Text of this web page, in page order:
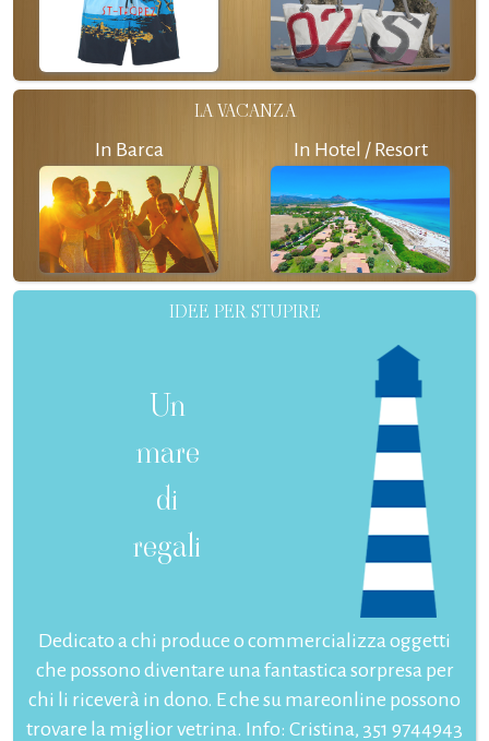
LA VACANZA
In Barca In Hotel / Resort
IDEE PER STUPIRE
Un
mare
di
regali
Dedicato a chi produce o commercializza oggetti
che possono diventare una fantastica sorpresa per
chi li riceverà in dono. E che su mareonline possono
trovare la miglior vetrina. Info: Cristina, 351 9744943